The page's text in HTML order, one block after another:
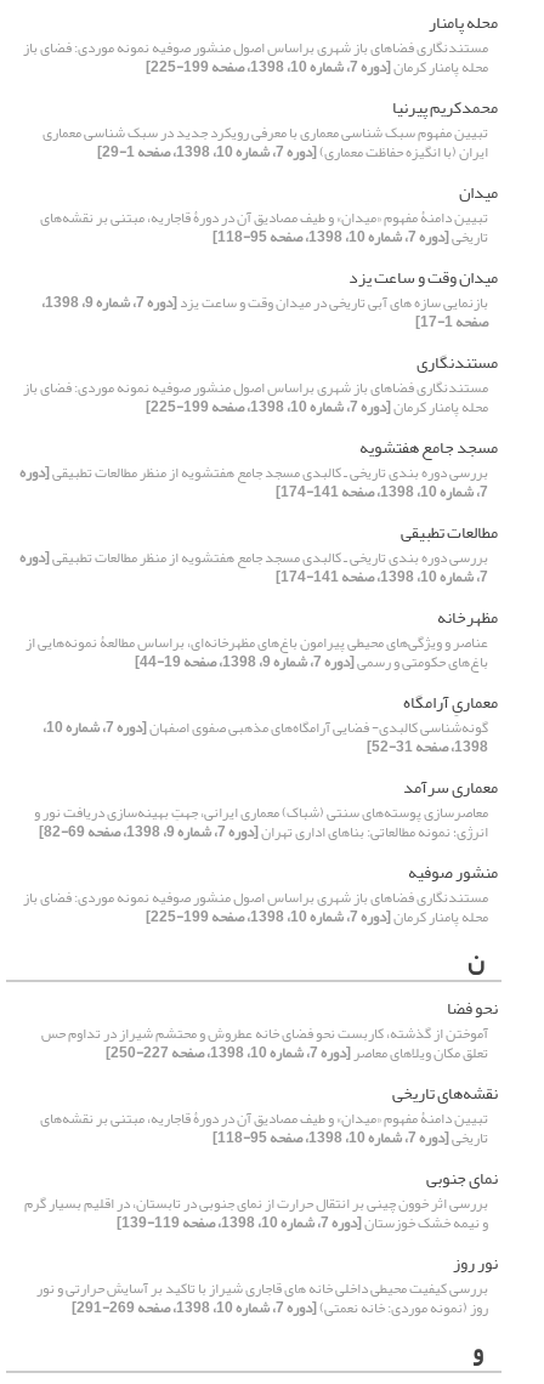
محله پامنار
مستندنگاری فضاهای باز شهری براساس اصول منشور صوفیه نمونه موردی: فضای باز
محله پامنار کرمان[دوره 7، شماره 10، 1398، صفحه 199-225]
محمدکریم پیرنیا
تبیین مفهوم سبک شناسی معماری با معرفی رویکرد جدید در سبک شناسی معماری
ایران (با انگیزه حفاظت معماری)[دوره 7، شماره 10، 1398، صفحه 1-29]
میدان
تبیین دامنۀ مفهوم «میدان» و طیف مصادیق آن در دورۀ قاجاریه، مبتنی بر نقشه‌های
تاریخی[دوره 7، شماره 10، 1398، صفحه 95-118]
میدان وقت و ساعت یزد
بازنمایی سازه های آبی تاریخی در میدان وقت و ساعت یزد [دوره 7، شماره 9، 1398،
صفحه 1-17]
مستندنگاری
مستندنگاری فضاهای باز شهری براساس اصول منشور صوفیه نمونه موردی: فضای باز
محله پامنار کرمان[دوره 7، شماره 10، 1398، صفحه 199-225]
مسجد جامع هفتشویه
بررسی دوره بندی تاریخی ـ کالبدی مسجد جامع هفتشویه از منظر مطالعات تطبیقی[دوره
7، شماره 10، 1398، صفحه 141-174]
مطالعات تطبیقی
بررسی دوره بندی تاریخی ـ کالبدی مسجد جامع هفتشویه از منظر مطالعات تطبیقی[دوره
7، شماره 10، 1398، صفحه 141-174]
مظهرخانه
عناصر و ویژگی‌های محیطی پیرامون باغ‌های مظهرخانه‌ای، براساس مطالعۀ نمونه‌هایی از
باغ‌های حکومتی و رسمی[دوره 7، شماره 9، 1398، صفحه 19-44]
معماریِ آرامگاه
گونه‌شناسی کالبدی- فضایی آرامگاه‌های مذهبی صفوی اصفهان [دوره 7، شماره 10،
1398، صفحه 31-52]
معماری سرآمد
معاصرسازی پوسته‌های سنتی (شباک) معماری ایرانی، جهتِ بهینه‌سازی دریافت نور و
انرژی؛ نمونه مطالعاتی: بناهای اداری تهران[دوره 7، شماره 9، 1398، صفحه 69-82]
منشور صوفیه
مستندنگاری فضاهای باز شهری براساس اصول منشور صوفیه نمونه موردی: فضای باز
محله پامنار کرمان[دوره 7، شماره 10، 1398، صفحه 199-225]
ن
نحو فضا
آموختن از گذشته، کاربست نحو فضای خانه عطروش و محتشم شیراز در تداوم حس
تعلق مکان ویلاهای معاصر[دوره 7، شماره 10، 1398، صفحه 227-250]
نقشه‌های تاریخی
تبیین دامنۀ مفهوم «میدان» و طیف مصادیق آن در دورۀ قاجاریه، مبتنی بر نقشه‌های
تاریخی[دوره 7، شماره 10، 1398، صفحه 95-118]
نمای جنوبی
بررسی اثر خوون چینی بر انتقال حرارت از نمای جنوبی در تابستان، در اقلیم بسیار گرم
و نیمه خشک خوزستان[دوره 7، شماره 10، 1398، صفحه 119-139]
نور روز
بررسی کیفیت محیطی داخلی خانه های قاجاری شیراز با تاکید بر آسایش حرارتی و نور
روز (نمونه موردی: خانه نعمتی)[دوره 7، شماره 10، 1398، صفحه 269-291]
و